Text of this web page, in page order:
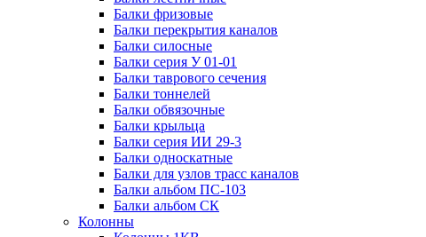
Балки фризовые
Балки перекрытия каналов
Балки силосные
Балки серия У 01-01
Балки таврового сечения
Балки тоннелей
Балки обвязочные
Балки крыльца
Балки серия ИИ 29-3
Балки односкатные
Балки для узлов трасс каналов
Балки альбом ПС-103
Балки альбом СК
Колонны